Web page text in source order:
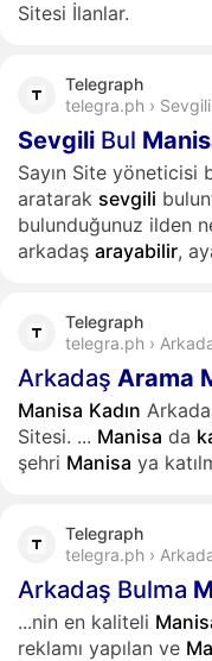
Sitesi İlanlar.
Telegraph
telegra.ph ›
Sevgili Bul
Sayın Site yöneticisi
aratarak sevgili
bulunduğunuz ilden
arkadaş arayabilir,
Telegraph
telegra.ph ›
Arkadaş Arama
Manisa Kadın
Sitesi. ... Manisa da
şehri Manisa ya
Telegraph
telegra.ph ›
Arkadaş Bulma
...nin en kaliteli
reklamı yapılan ve